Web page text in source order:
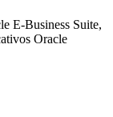
E-Business Suite,
Oracle